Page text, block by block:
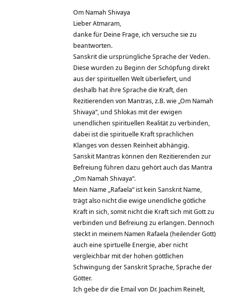
Om Namah Shivaya
Lieber Atmaram,
danke für Deine Frage, ich versuche sie zu
beantworten.
Sanskrit die ursprüngliche Sprache der Veden.
Diese wurden zu Beginn der Schöpfung direkt
aus der spirituellen Welt überliefert, und
deshalb hat ihre Sprache die Kraft, den
Rezitierenden von Mantras, z.B. wie „Om Namah
Shivaya“, und Shlokas mit der ewigen
unendlichen spirituellen Realität zu verbinden,
dabei ist die spirituelle Kraft sprachlichen
Klanges von dessen Reinheit abhängig.
Sanskit Mantras können den Rezitierenden zur
Befreiung führen dazu gehört auch das Mantra
„Om Namah Shivaya“.
Mein Name „Rafaela“ ist kein Sanskrit Name,
trägt also nicht die ewige unendliche götliche
Kraft in sich, somit nicht die Kraft sich mit Gott zu
verbinden und Befreiung zu erlangen. Dennoch
steckt in meinem Namen Rafaela (heilender Gott)
auch eine spirtuelle Energie, aber nicht
vergleichbar mit der hohen göttlichen
Schwingung der Sanskrit Sprache, Sprache der
Götter.
Ich gebe dir die Email von Dr. Joachim Reinelt,